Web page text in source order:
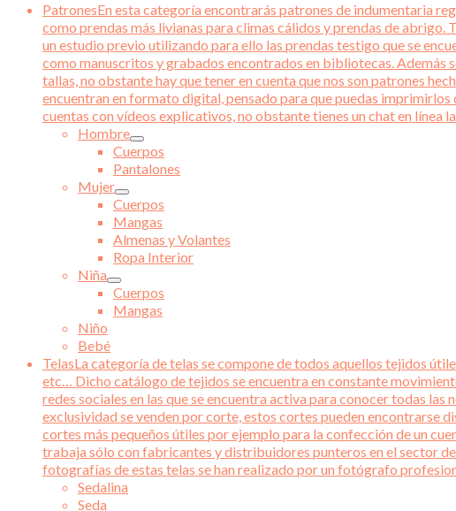
PatronesEn esta categoría encontrarás patrones de indumentaria
como prendas más livianas para climas cálidos y prendas de
un estudio previo utilizando para ello las prendas testigo que se
como manuscritos y grabados encontrados en bibliotecas.
tallas, no obstante hay que tener en cuenta que nos son patrones
encuentran en formato digital, pensado para que puedas
cuentas con vídeos explicativos, no obstante tienes un chat en línea
Hombre
Cuerpos
Pantalones
Mujer
Cuerpos
Mangas
Almenas y Volantes
Ropa Interior
Niña
Cuerpos
Mangas
Niño
Bebé
TelasLa categoría de telas se compone de todos aquellos tejidos
etc… Dicho catálogo de tejidos se encuentra en constante
redes sociales en las que se encuentra activa para conocer todas
exclusividad se venden por corte, estos cortes pueden encontrarse
cortes más pequeños útiles por ejemplo para la confección de un
trabaja sólo con fabricantes y distribuidores punteros en el sector
fotografías de estas telas se han realizado por un fotógrafo
Sedalina
Seda